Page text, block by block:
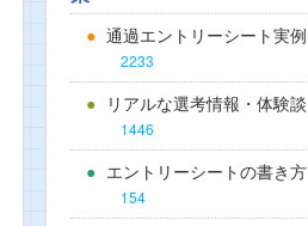
通過エントリーシート実例
2233
リアルな選考情報・体験談
1446
エントリーシートの書き方
154